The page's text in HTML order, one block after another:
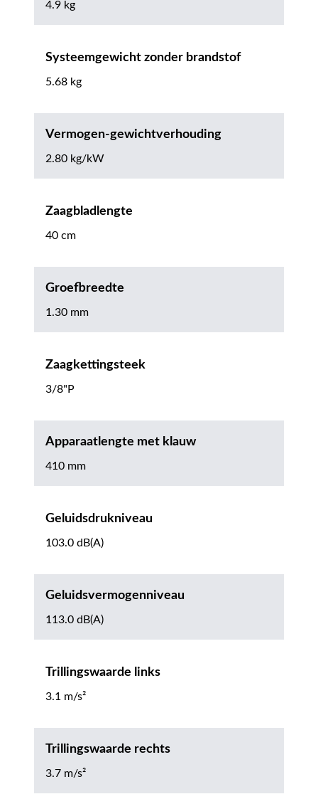
4.9 kg
Systeemgewicht zonder brandstof
5.68 kg
Vermogen-gewichtverhouding
2.80 kg/kW
Zaagbladlengte
40 cm
Groefbreedte
1.30 mm
Zaagkettingsteek
3/8"P
Apparaatlengte met klauw
410 mm
Geluidsdrukniveau
103.0 dB(A)
Geluidsvermogenniveau
113.0 dB(A)
Trillingswaarde links
3.1 m/s²
Trillingswaarde rechts
3.7 m/s²